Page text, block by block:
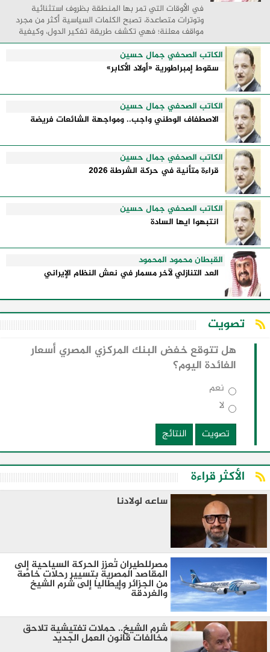
في الأوقات التي تمر بها المنطقة بظروف استثنائية
وتوترات متصاعدة، تصبح الكلمات السياسية أكثر من مجرد
مواقف معلنة؛ فهي تكشف طريقة تفكير الدول، وكيفية
إدارتها للأزمات، والحدود التي تفصل بين القوة ...
الكاتب الصحفي جمال حسين
سقوط إمبراطورية «أولاد الأكابر»
الكاتب الصحفي جمال حسين
الاصطفاف الوطني واجب.. ومواجهة الشائعات فريضة
الكاتب الصحفي جمال حسين
قراءة متأنية في حركة الشرطة 2026
الكاتب الصحفي جمال حسين
انتبهوا ايها السادة
القبطان محمود المحمود
العد التنازلي لآخر مسمار في نعش النظام الإيراني
تصويت
هل تتوقع خفض البنك المركزي المصري أسعار
الفائدة اليوم؟
نعم
لا
تصويت
النتائج
الأكثر قراءة
ساعه لولادنا
مصرللطيران تُعزز الحركة السياحية إلى
المقاصد المصرية بتسيير رحلات خاصة
من الجزائر وإيطاليا إلى شرم الشيخ
والغردقة
شرم الشيخ.. حملات تفتيشية تلاحق
مخالفات قانون العمل الجديد